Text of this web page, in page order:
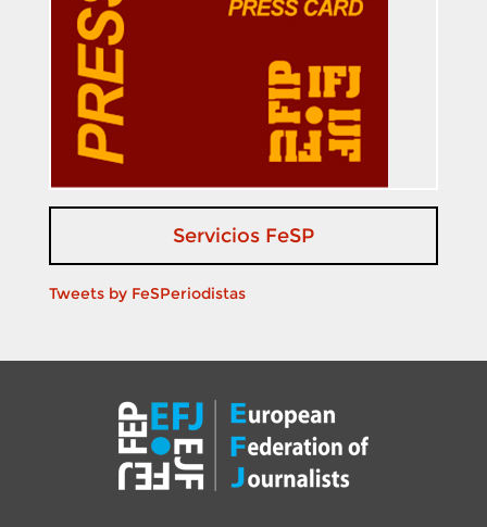
Servicios FeSP
Tweets by FeSPeriodistas